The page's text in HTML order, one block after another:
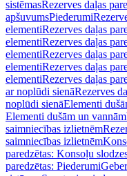
sistēmasRezerves daļas
apšuvumsPiederumi
elementiRezerves daļas
elementiRezerves daļas
elementiRezerves daļas
elementiRezerves daļas
elementiRezerves daļas
ar noplūdi sienāRezerves
noplūdi sienāElementi
Elementi dušām un vannām
saimniecības izlietnēm
saimniecības izlietnēm
paredzētas: Konsoļu
paredzētas: Piederumi